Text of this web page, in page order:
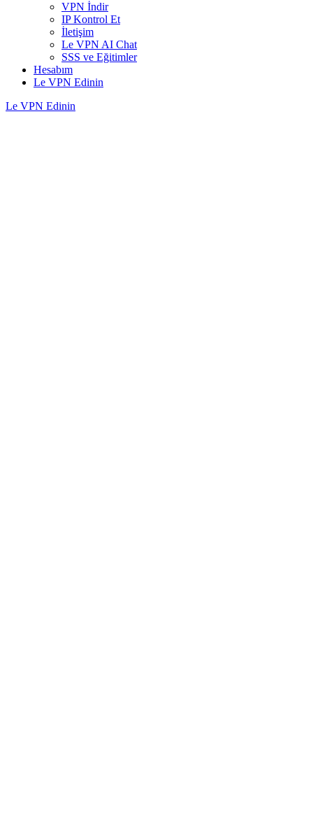
VPN İndir
IP Kontrol Et
İletişim
Le VPN AI Chat
SSS ve Eğitimler
Hesabım
Le VPN Edinin
Le VPN Edinin